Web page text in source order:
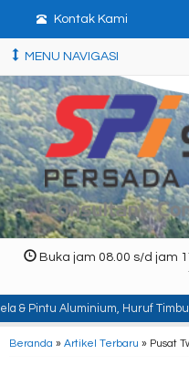
Kontak Kami
MENU NAVIGASI
Buka jam 08.00 s/d jam
Aluminium, Huruf
Beranda » Artikel Terbaru » Pusat